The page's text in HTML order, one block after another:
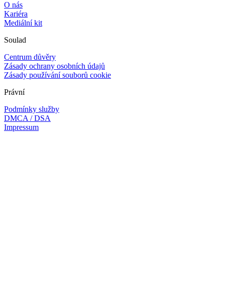
O nás
Kariéra
Mediální kit
Soulad
Centrum důvěry
Zásady ochrany osobních údajů
Zásady používání souborů cookie
Právní
Podmínky služby
DMCA / DSA
Impressum